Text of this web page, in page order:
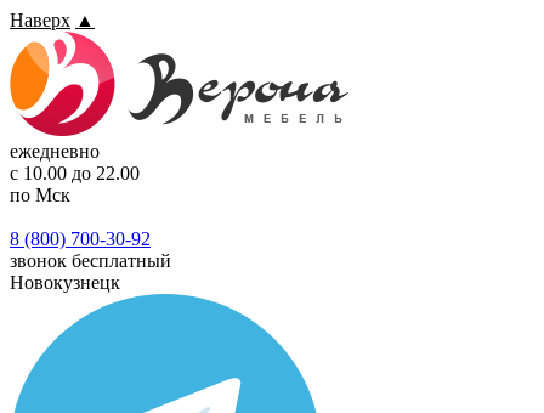
Наверх ▲
ежедневно
с 10.00 до 22.00
по Мск
8 (800) 700-30-92
звонок бесплатный
Новокузнецк